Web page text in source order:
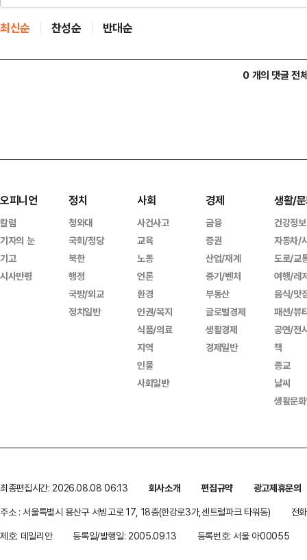
최신순 찬성순 반대순
0 개의 댓글 전
오피니언
칼럼
기자의 눈
기고
시사만평
정치
청와대
국회/정당
북한
행정
국방/외교
정치일반
사회
사건사고
교육
노동
언론
환경
인권/복지
식품/의료
지역
인물
사회일반
경제
금융
증권
산업/재계
중기/벤처
부동산
글로벌경제
생활경제
경제일반
생활/
건강정보
자동차/
도로/교
여행/레
음식/맛
패션/뷰
공연/전
책
종교
날씨
생활문
최종편집시간: 2026.08.08 06:13 회사소개 편집규약
광고제휴문의
주소 : 서울특별시 용산구 서빙고로 17, 18층(한강로3가,센트럴파크 타워동)
전
제호: 데일리안
등록일/발행일: 2005.09.13 등록번호: 서울 아00055